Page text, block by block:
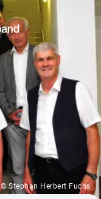
© Stephan Herbert Fuchs